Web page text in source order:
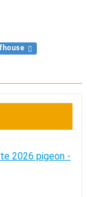
2026 pigeon -